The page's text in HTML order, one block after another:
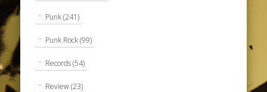
Punk(241)
Punk Rock(99)
Records(54)
Review(23)